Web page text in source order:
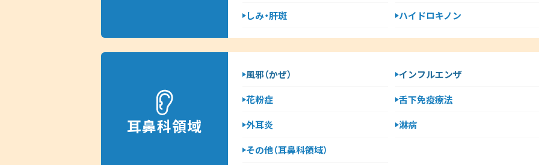
しみ・肝斑
ハイドロキノン
耳鼻科領域
風邪（かぜ）
インフルエンザ
花粉症
舌下免疫療法
外耳炎
淋病
その他（耳鼻科領域）